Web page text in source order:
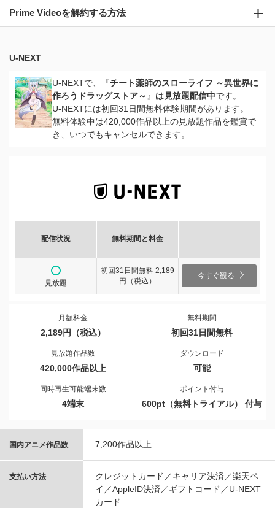
Prime Videoを解約する方法
U-NEXT
U-NEXTで、『チート薬師のスローライフ ～異世界に
作ろうドラッグストア～ 』 は見放題配信中です。
U-NEXTには初回31日間無料体験期間があります。
無料体験中は420,000作品以上の見放題作品を鑑賞で
き、いつでもキャンセルできます。
配信状況 無料期間と料金
見放題
初回31日間無料 2,189
円（税込）
今すぐ観る
月額料金
2,189円（税込）
無料期間
初回31日間無料
見放題作品数
420,000作品以上
ダウンロード
可能
同時再生可能端末数
4端末
ポイント付与
600pt（無料トライアル） 付与
国内アニメ作品数 7,200作品以上
支払い方法
クレジットカード／キャリア決済／楽天ペ
イ／AppleID決済／ギフトコード／U-NEXT
カード